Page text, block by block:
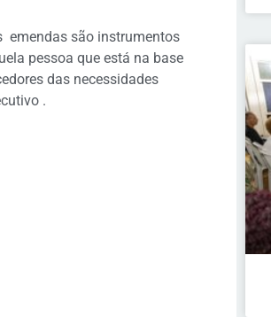
emendas são instrumentos
pessoa que está na base
das necessidades
.